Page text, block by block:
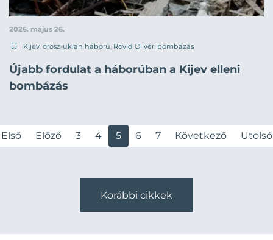
2026. május 26.
Kijev, orosz-ukrán háború, Rövid Olivér, bombázás
Újabb fordulat a háborúban a Kijev elleni
bombázás
Első Előző 3 4 5 6 7 Következő Utolsó
Korábbi cikkek